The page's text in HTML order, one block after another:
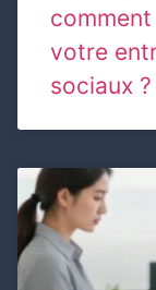
votre
sociaux ?